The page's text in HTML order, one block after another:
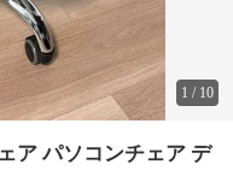
1 / 10
ア パソコンチェア デ